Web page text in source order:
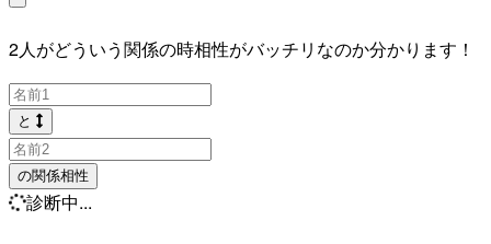
2人がどういう関係の時相性がバッチリなのか分かります！
と
の関係相性
診断中...